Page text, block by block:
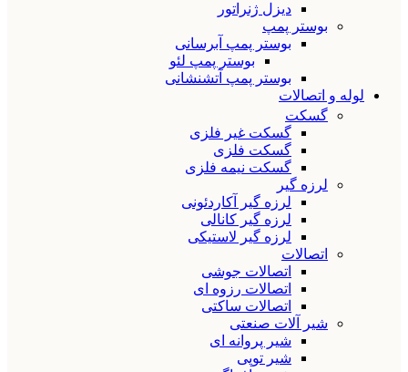
دیزل ژنراتور
بوستر پمپ
بوستر پمپ آبرسانی
بوستر پمپ لئو
بوستر پمپ آتشنشانی
لوله و اتصالات
گسکت
گسکت غیر فلزی
گسکت فلزی
گسکت نیمه فلزی
لرزه گیر
لرزه گیر آکاردئونی
لرزه گیر کانالی
لرزه گیر لاستیکی
اتصالات
اتصالات جوشی
اتصالات رزوه ای
اتصالات ساکتی
شیر آلات صنعتی
شیر پروانه ای
شیر توپی